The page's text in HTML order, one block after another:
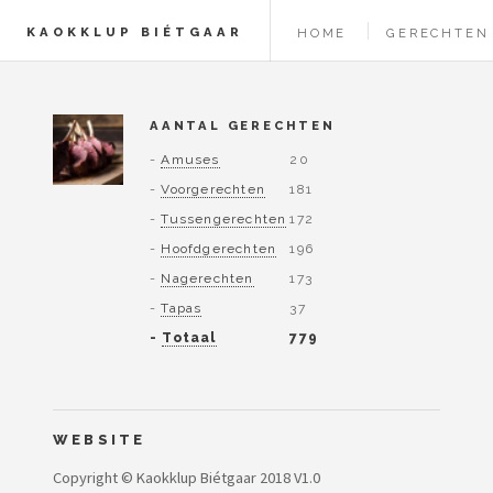
KAOKKLUP BIÉTGAAR HOME GERECHTEN
AANTAL GERECHTEN
-Amuses
-Voorgerechten
-Tussengerechten
- Hoofdgerechten
- Nagerechten
-Tapas
- Totaal
20
181
172
196
173
37
779
WEBSITE
Copyright © Kaokklup Biétgaar 2018 V1.0